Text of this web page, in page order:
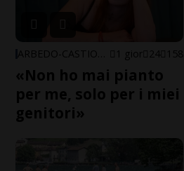
1 gior 24 158
«Non ho mai pianto
per me, solo per i miei
genitori»